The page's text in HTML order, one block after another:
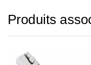
Produits